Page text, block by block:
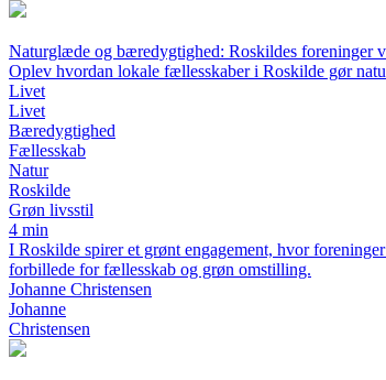
Naturglæde og bæredygtighed: Roskildes foreninger
Oplev hvordan lokale fællesskaber i Roskilde gør
Livet
Livet
Bæredygtighed
Fællesskab
Natur
Roskilde
Grøn livsstil
4 min
I Roskilde spirer et grønt engagement, hvor
forbillede for fællesskab og grøn omstilling.
Johanne Christensen
Johanne
Christensen